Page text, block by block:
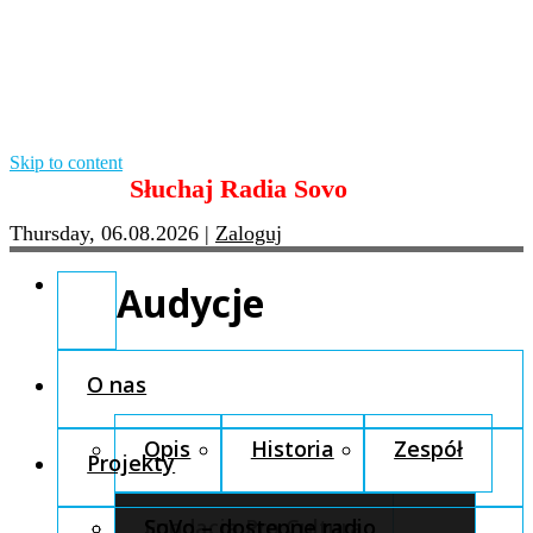
Skip to content
Słuchaj Radia Sovo
Thursday, 06.08.2026 | Zaloguj
O nas
Opis Historia Zespół
Fundacja Pro Cultura
Projekty
SoVo – dostępne radio
Audycje